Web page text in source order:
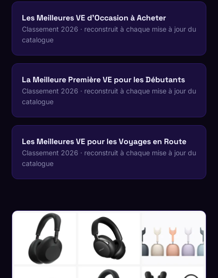
Les Meilleures VE d'Occasion à Acheter
Classement 2026 · reconstruit à chaque mise à jour du
catalogue
La Meilleure Première VE pour les Débutants
Classement 2026 · reconstruit à chaque mise à jour du
catalogue
Les Meilleures VE pour les Voyages en Route
Classement 2026 · reconstruit à chaque mise à jour du
catalogue